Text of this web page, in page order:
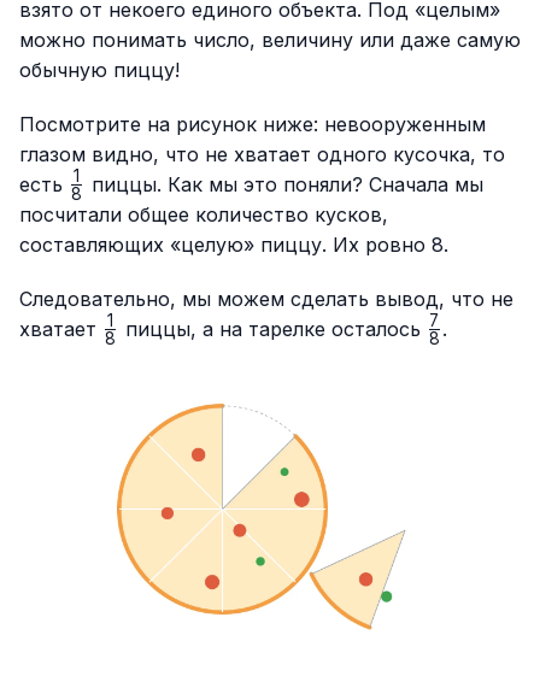
взято от некоего единого объекта. Под «целым»
можно понимать число, величину или даже самую
обычную пиццу!
Посмотрите на рисунок ниже: невооруженным
глазом видно, что не хватает одного кусочка, то
есть \frac{1}
{8}
8
1
пиццы. Как мы это поняли? Сначала мы
посчитали общее количество кусков,
составляющих «целую» пиццу. Их ровно 8.
Следовательно, мы можем сделать вывод, что не
хватает \frac{1}
8
1 пиццы, а на тарелке осталось \frac{7}
8
7 .